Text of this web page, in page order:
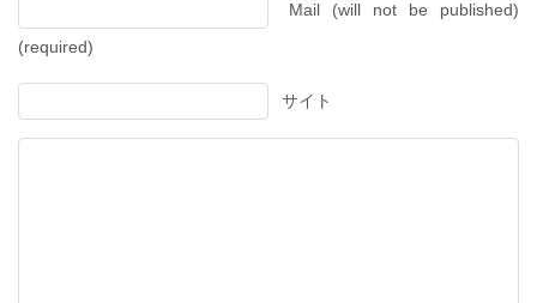
Mail (will not be published)
(required)
サイト